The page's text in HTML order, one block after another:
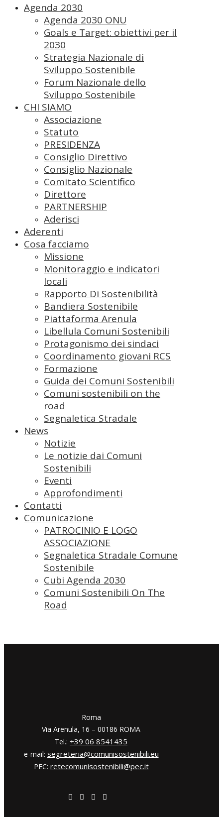
Agenda 2030
Agenda 2030 ONU
Goals e Target: obiettivi per il
2030
Strategia Nazionale di
Sviluppo Sostenibile
Forum Nazionale dello
Sviluppo Sostenibile
CHI SIAMO
Associazione
Statuto
PRESIDENZA
Consiglio Direttivo
Consiglio Nazionale
Comitato Scientifico
Direttore
PARTNERSHIP
Aderisci
Aderenti
Cosa facciamo
Missione
Monitoraggio e indicatori
locali
Rapporto Di Sostenibilità
Bandiera Sostenibile
Piattaforma Arenula
Libellula Comuni Sostenibili
Protagonismo dei sindaci
Coordinamento giovani RCS
Formazione
Guida dei Comuni Sostenibili
Comuni sostenibili on the
road
Segnaletica Stradale
News
Notizie
Le notizie dai Comuni
Sostenibili
Eventi
Approfondimenti
Contatti
Comunicazione
PATROCINIO E LOGO
ASSOCIAZIONE
Segnaletica Stradale Comune
Sostenibile
Cubi Agenda 2030
Comuni Sostenibili On The
Road
​​Roma
Via Arenula, 16 – 00186 ROMA
Tel.: +39 06 8541435
e-mail: segreteria@comunisostenibili.eu
PEC: retecomunisostenibili@pec.it